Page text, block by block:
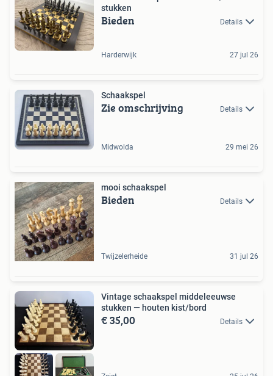
stukken
Bieden Details
Harderwijk 27 jul 26
Schaakspel
Zie omschrijving Details
Midwolda 29 mei 26
mooi schaakspel
Bieden Details
Twijzelerheide 31 jul 26
Vintage schaakspel middeleeuwse
stukken — houten kist/bord
€ 35,00 Details